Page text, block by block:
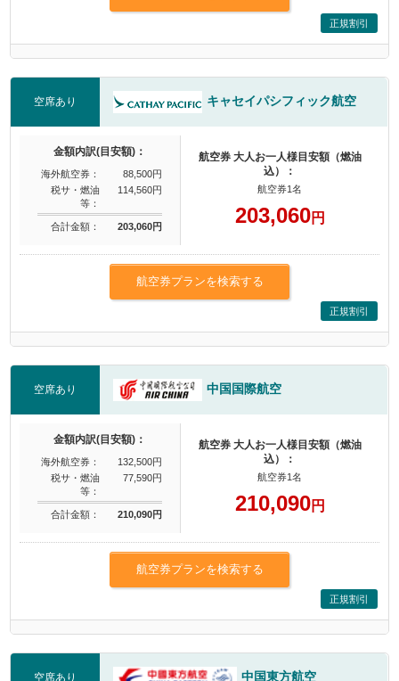
正規割引
空席あり キャセイパシフィック航空
金額内訳(目安額)：
海外航空券：
88,500円
税サ・燃油
等：
114,560円
合計金額： 203,060円
航空券 大人お一人様目安額（燃油
込）：
航空券1名
203,060円
航空券プランを検索する
正規割引
空席あり 中国国際航空
金額内訳(目安額)：
海外航空券：
132,500円
税サ・燃油
等：
77,590円
合計金額： 210,090円
航空券 大人お一人様目安額（燃油
込）：
航空券1名
210,090円
航空券プランを検索する
正規割引
空席あり 中国東方航空